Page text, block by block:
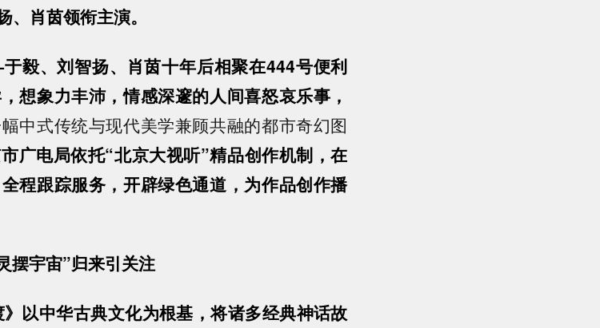
肖茵领衔主演。
毅、刘智扬、肖茵十年后相聚在444号便利
想象力丰沛，情感深邃的人间喜怒哀乐事，
中式传统与现代美学兼顾共融的都市奇幻图
广电局依托“北京大视听”精品创作机制，在
程跟踪服务，开辟绿色通道，为作品创作播
摆宇宙”归来引关注
以中华古典文化为根基，将诸多经典神话故